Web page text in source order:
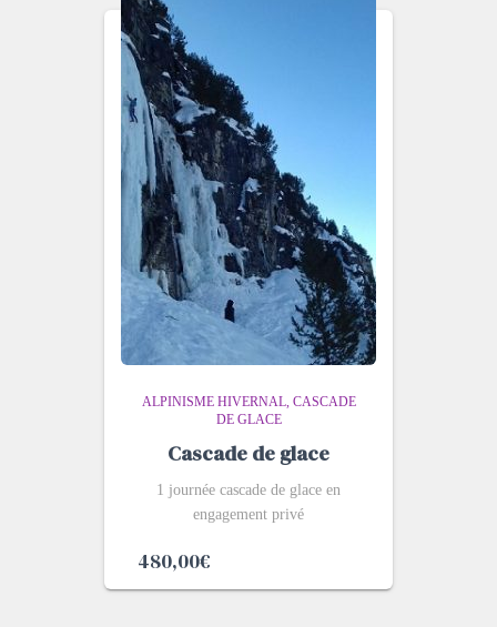
ALPINISME HIVERNAL CASCADE
DE GLACE
Cascade de glace
1 journée cascade de glace en
engagement privé
480,00€